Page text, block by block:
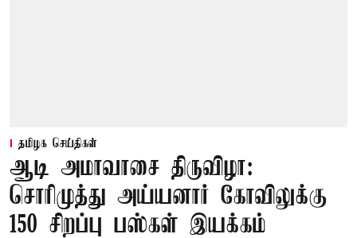
தமிழக செய்திகள்
ஆடி அமாவாசை திருவிழா:
சொரிமுத்து அய்யனார் கோவிலுக்கு
150 சிறப்பு பஸ்கள் இயக்கம்